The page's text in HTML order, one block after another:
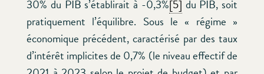
30% du PIB s’établirait à -0,3%[5] du PIB, soit
pratiquement l’équilibre. Sous le « régime »
économique précédent, caractérisé par des taux
d’intérêt implicites de 0,7% (le niveau effectif de